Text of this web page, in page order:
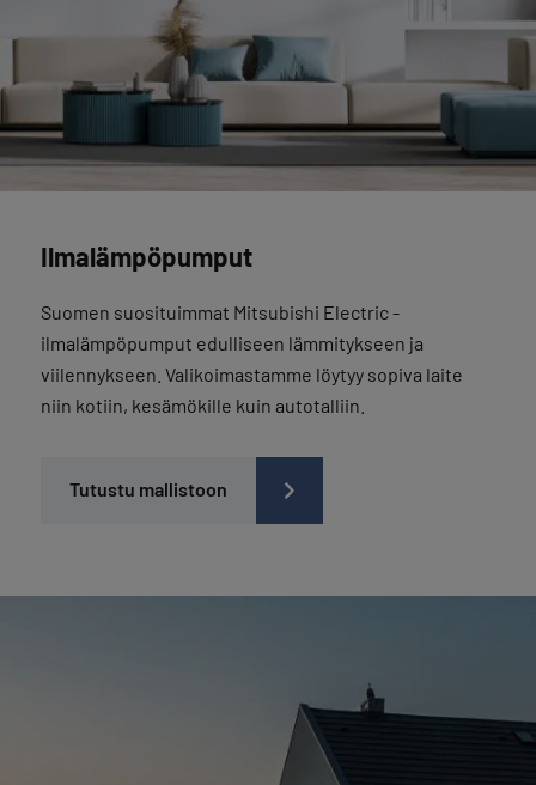
Ilmalämpöpumput
Suomen suosituimmat Mitsubishi Electric -
ilmalämpöpumput edulliseen lämmitykseen ja
viilennykseen. Valikoimastamme löytyy sopiva laite
niin kotiin, kesämökille kuin autotalliin.
Tutustu mallistoon